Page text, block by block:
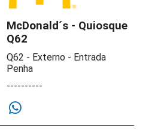
McDonald´s - Quiosque
Q62
Q62 - Externo - Entrada
Penha
----------